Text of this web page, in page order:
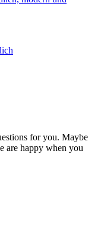
for you. Maybe
are happy when you